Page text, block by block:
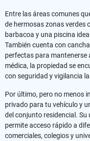
Entre las áreas comunes
de hermosas zonas verdes
barbacoa y una piscina
También cuenta con
perfectas para mantenerse
médica, la propiedad se
con seguridad y vigilancia
Por último, pero no menos
privado para tu vehículo y
del conjunto residencial.
permite acceso rápido a
comerciales, colegios y